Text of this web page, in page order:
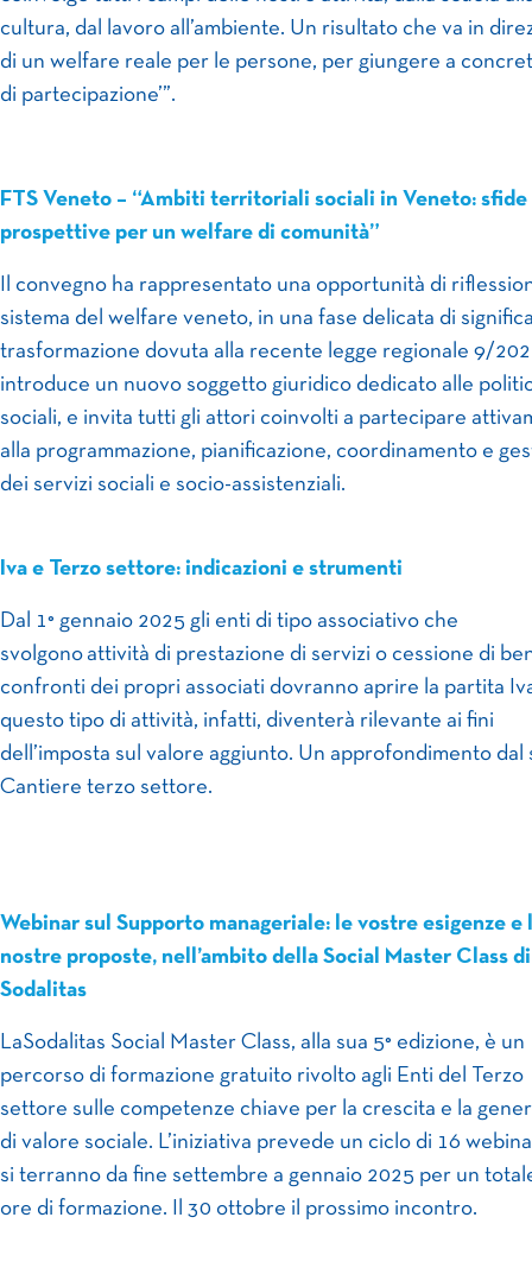
cultura, dal lavoro all’ambiente. Un risultato che va in
di un welfare reale per le persone, per giungere a
di partecipazione’”.
FTS Veneto – “Ambiti territoriali sociali in Veneto: sfide
prospettive per un welfare di comunità”
Il convegno ha rappresentato una opportunità di
sistema del welfare veneto, in una fase delicata di
trasformazione dovuta alla recente legge regionale 9/
introduce un nuovo soggetto giuridico dedicato alle
sociali, e invita tutti gli attori coinvolti a partecipare
alla programmazione, pianificazione, coordinamento e
dei servizi sociali e socio-assistenziali.
Iva e Terzo settore: indicazioni e strumenti
Dal 1° gennaio 2025 gli enti di tipo associativo che
svolgono attività di prestazione di servizi o cessione di
confronti dei propri associati dovranno aprire la partita
questo tipo di attività, infatti, diventerà rilevante ai fini
dell’imposta sul valore aggiunto. Un approfondimento dal
Cantiere terzo settore.
Webinar sul Supporto manageriale: le vostre esigenze e
nostre proposte, nell’ambito della Social Master Class di
Sodalitas
LaSodalitas Social Master Class, alla sua 5° edizione, è un
percorso di formazione gratuito rivolto agli Enti del Terzo
settore sulle competenze chiave per la crescita e la
di valore sociale. L’iniziativa prevede un ciclo di 16
si terranno da fine settembre a gennaio 2025 per un
ore di formazione. Il 30 ottobre il prossimo incontro.